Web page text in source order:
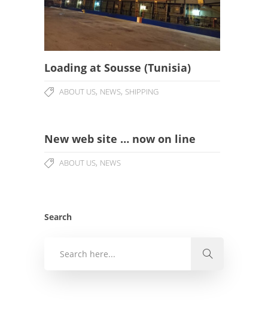
Loading at Sousse (Tunisia)
ABOUT US, NEWS, SHIPPING
New web site … now on line
ABOUT US, NEWS
Search